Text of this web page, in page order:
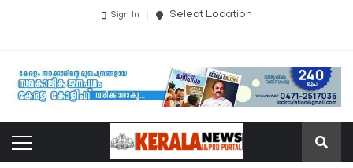
Sign In Select Location